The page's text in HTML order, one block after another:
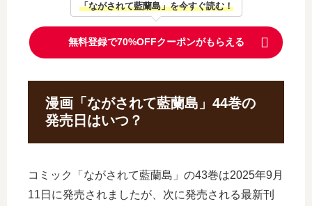
「ながされて藍蘭島」を今すぐ読む！
無料登録で70%OFFクーポンがもらえる
漫画「ながされて藍蘭島」44巻の
発売日はいつ？
コミック「ながされて藍蘭島」の43巻は2025年9月
11日に発売されましたが、次に発売される最新刊